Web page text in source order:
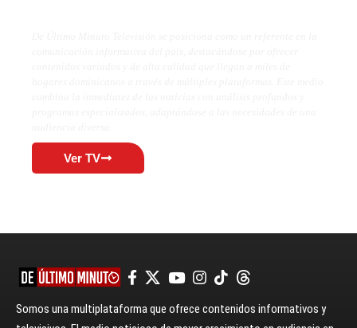
Ver TV
Somos una multiplataforma que ofrece contenidos informativos y